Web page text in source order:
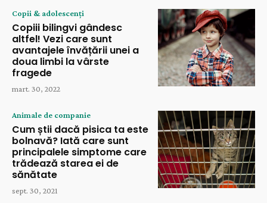
Copii & adolescenți
Copiii bilingvi gândesc
altfel! Vezi care sunt
avantajele învățării unei a
doua limbi la vârste
fragede
mart. 30, 2022
Animale de companie
Cum știi dacă pisica ta este
bolnavă? Iată care sunt
principalele simptome care
trădează starea ei de
sănătate
sept. 30, 2021